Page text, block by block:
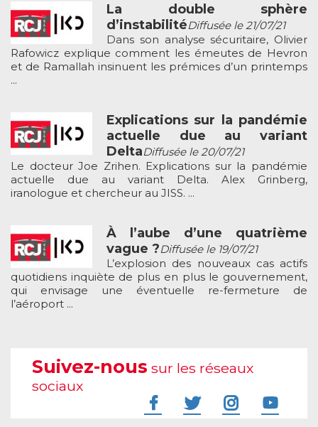
La double sphère
d’instabilitéDiffusée le 21/07/21
Dans son analyse sécuritaire, Olivier
Rafowicz explique comment les émeutes de Hevron
et de Ramallah insinuent les prémices d’un printemps
...
Explications sur la pandémie
actuelle due au variant
DeltaDiffusée le 20/07/21
Le docteur Joe Zrihen. Explications sur la pandémie
actuelle due au variant Delta. Alex Grinberg,
iranologue et chercheur au JISS. ...
À l’aube d’une quatrième
vague ?Diffusée le 19/07/21
L’explosion des nouveaux cas actifs
quotidiens inquiète de plus en plus le gouvernement,
qui envisage une éventuelle re-fermeture de
l’aéroport ...
Suivez-nous sur les réseaux
sociaux